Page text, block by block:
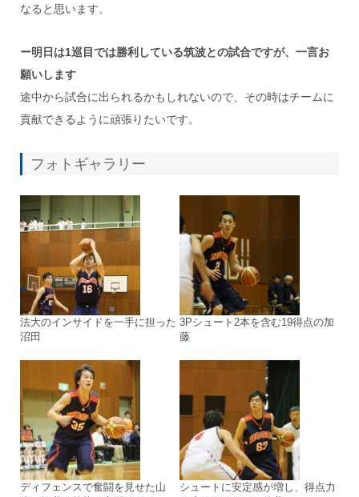
なると思います。
ー明日は1巡目では勝利している筑波との試合ですが、一言お
願いします
途中から試合に出られるかもしれないので、その時はチームに
貢献できるように頑張りたいです。
フォトギャラリー
法大のインサイドを一手に担った
沼田
3Pシュート2本を含む19得点の加
藤
ディフェンスで奮闘を見せた山
シュートに安定感が増し、得点力